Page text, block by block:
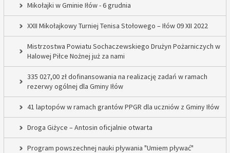
Mikołajki w Gminie Iłów - 6 grudnia
XXII Mikołajkowy Turniej Tenisa Stołowego – Iłów 09 XII 2022
Mistrzostwa Powiatu Sochaczewskiego Drużyn Pożarniczych w
Halowej Piłce Nożnej już za nami
335 027,00 zł dofinansowania na realizację zadań w ramach
rezerwy ogólnej dla Gminy Iłów
41 laptopów w ramach grantów PPGR dla uczniów z Gminy Iłów
Droga Giżyce – Antosin oficjalnie otwarta
Program powszechnej nauki pływania "Umiem pływać"